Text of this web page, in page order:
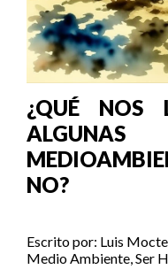
¿QUÉ NOS
NO?
Escrito por: Luis
Medio Ambiente,Ser